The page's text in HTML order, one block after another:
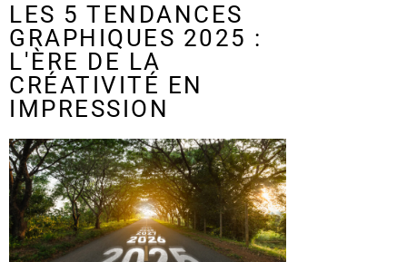
LES 5 TENDANCES
GRAPHIQUES 2025 :
L'ÈRE DE LA
CRÉATIVITÉ EN
IMPRESSION